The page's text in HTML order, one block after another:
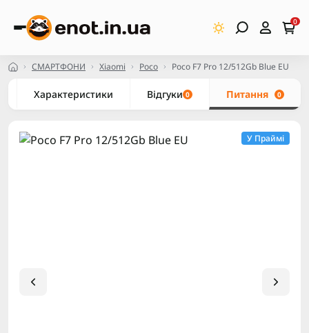
0
СМАРТФОНИ Xiaomi Poco Poco F7 Pro 12/512Gb Blue EU
Характеристики Відгуки 0 Питання 0
У Праймі